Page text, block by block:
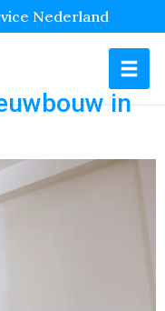
Nederland
in